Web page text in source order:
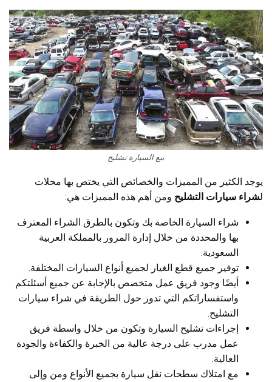
بيع السيارة تشليح
يوجد الكثير من المميزات والخصائص التي يختص بها محلات
لشراء سيارات التشليح ومن أهم هذه المميزات هي:
شراء السيارة الخاصة بك وتكون بالطرق الشراء المعترف
بها والمحددة من خلال إدارة المرور بالمملكة العربية
السعودية.
توفير جميع قطع الغيار لجميع أنواع السيارات المختلفة.
أيضًا وجود فريق عمل متخصص بالإجابة عن جميع أسئلتكم
واستفساراتكم التي تدور حول الطريقة في شراء سيارات
التشليح.
إجراءات تشليح السيارة وتكون من خلال واسطة فريق
عمل مدرب على درجة عالية من الخبرة والكفاءة والجودة
العالية.
مع امتلاك سطحات نقل سيارة بجميع الأنواع ومن وإلى